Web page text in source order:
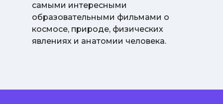
самыми интересными
образовательными фильмами о
космосе, природе, физических
явлениях и анатомии человека.